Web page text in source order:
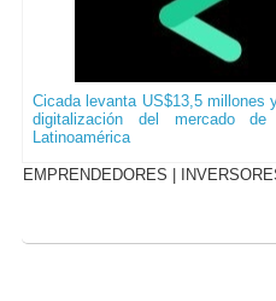
Cicada levanta US$13,5 millones
digitalización del mercado
Latinoamérica
EMPRENDEDORES